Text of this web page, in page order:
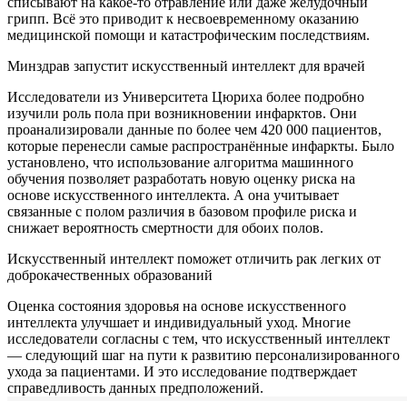
грипп. Всё это приводит к несвоевременному оказанию
медицинской помощи и катастрофическим последствиям.
Минздрав запустит искусственный интеллект для врачей
Исследователи из Университета Цюриха более подробно
изучили роль пола при возникновении инфарктов. Они
проанализировали данные по более чем 420 000 пациентов,
которые перенесли самые распространённые инфаркты. Было
установлено, что использование алгоритма машинного
обучения позволяет разработать новую оценку риска на
основе искусственного интеллекта. А она учитывает
связанные с полом различия в базовом профиле риска и
снижает вероятность смертности для обоих полов.
Искусственный интеллект поможет отличить рак легких от
доброкачественных образований
Оценка состояния здоровья на основе искусственного
интеллекта улучшает и индивидуальный уход. Многие
исследователи согласны с тем, что искусственный интеллект
— следующий шаг на пути к развитию персонализированного
ухода за пациентами. И это исследование подтверждает
справедливость данных предположений.